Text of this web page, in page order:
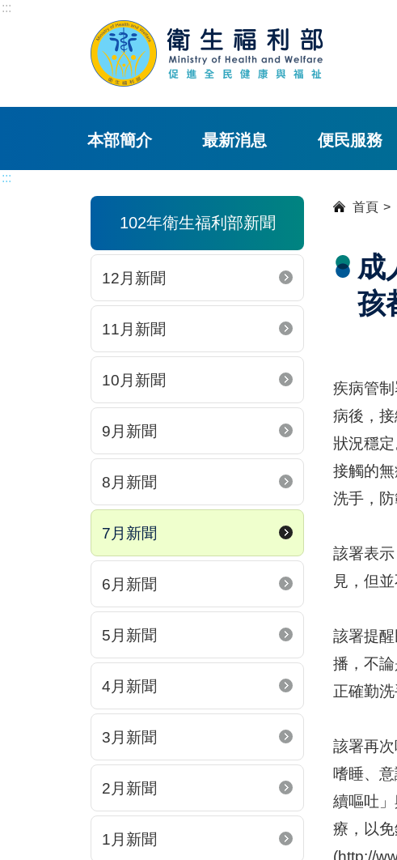
:::
本部簡介 最新消息 便民服務
:::
102年衛生福利部新聞
12月新聞
11月新聞
10月新聞
9月新聞
8月新聞
7月新聞
6月新聞
5月新聞
4月新聞
3月新聞
2月新聞
1月新聞
首頁
成
孩
疾病管
病後，
狀況穩
接觸的
洗手，防
該署表
見，但
該署提
播，不
正確勤洗
該署再
嗜睡、
續嘔吐
療，以
(http://